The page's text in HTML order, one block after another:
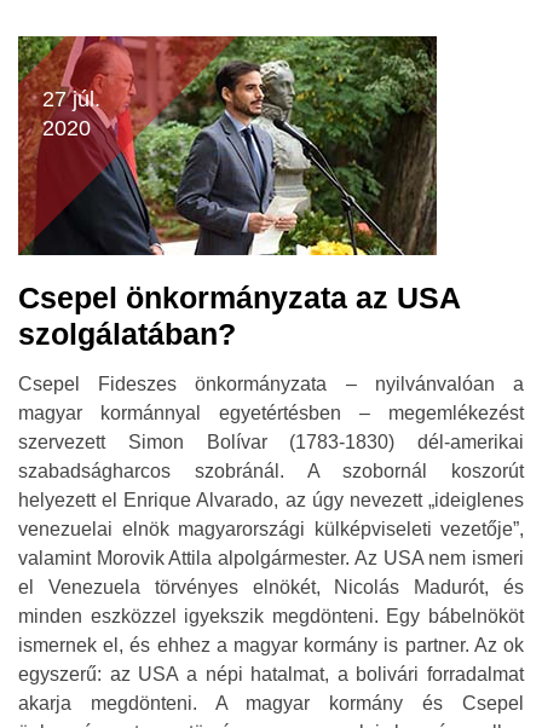
27 júl.
2020
Csepel önkormányzata az USA
szolgálatában?
Csepel Fideszes önkormányzata – nyilvánvalóan a
magyar kormánnyal egyetértésben – megemlékezést
szervezett Simon Bolívar (1783-1830) dél-amerikai
szabadságharcos szobránál. A szobornál koszorút
helyezett el Enrique Alvarado, az úgy nevezett „ideiglenes
venezuelai elnök magyarországi külképviseleti vezetője”,
valamint Morovik Attila alpolgármester. Az USA nem ismeri
el Venezuela törvényes elnökét, Nicolás Madurót, és
minden eszközzel igyekszik megdönteni. Egy bábelnököt
ismernek el, és ehhez a magyar kormány is partner. Az ok
egyszerű: az USA a népi hatalmat, a bolivári forradalmat
akarja megdönteni. A magyar kormány és Csepel